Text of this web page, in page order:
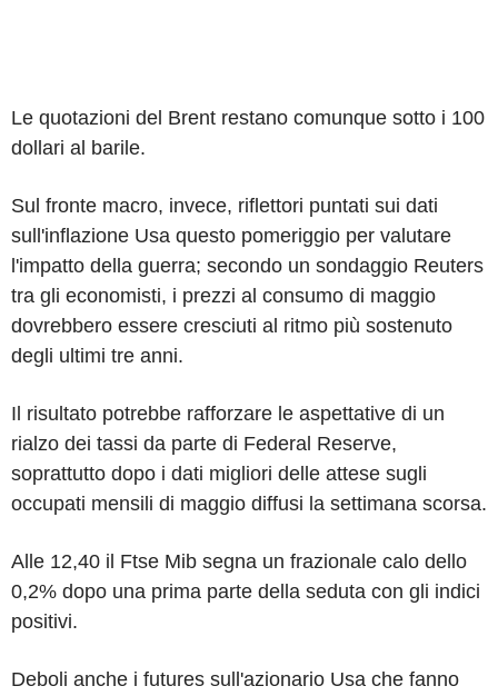
Le quotazioni del Brent restano comunque sotto i 100
dollari al barile.
Sul fronte macro, invece, riflettori puntati sui dati
sull'inflazione Usa questo pomeriggio per valutare
l'impatto della guerra; secondo un sondaggio Reuters
tra gli economisti, i prezzi al consumo di maggio
dovrebbero essere cresciuti al ritmo più sostenuto
degli ultimi tre anni.
Il risultato potrebbe rafforzare le aspettative di un
rialzo dei tassi da parte di Federal Reserve,
soprattutto dopo i dati migliori delle attese sugli
occupati mensili di maggio diffusi la settimana scorsa.
Alle 12,40 il Ftse Mib segna un frazionale calo dello
0,2% dopo una prima parte della seduta con gli indici
positivi.
Deboli anche i futures sull'azionario Usa che fanno